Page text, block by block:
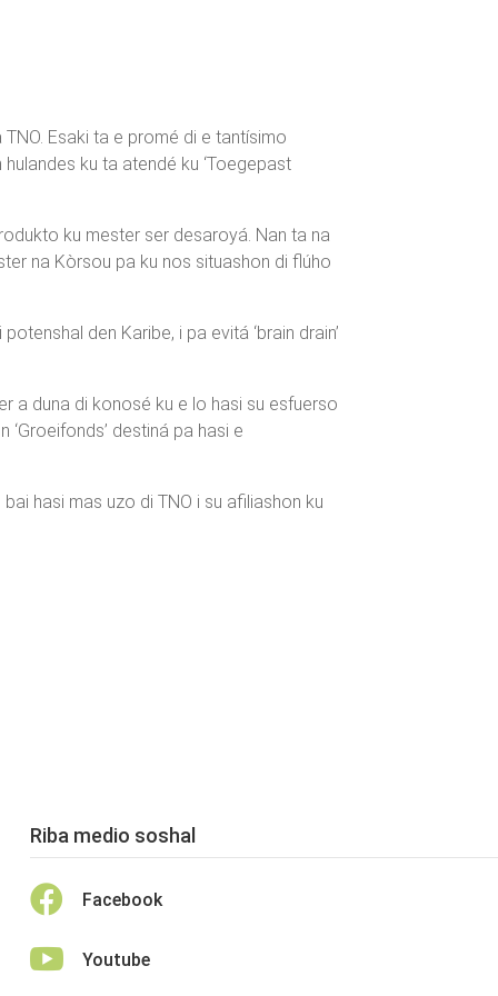
Esaki ta e promé di e tantísimo
ku ta atendé ku ‘Toegepast
ku mester ser desaroyá. Nan ta na
na Kòrsou pa ku nos situashon di flúho
den Karibe, i pa evitá ‘brain drain’
a duna di konosé ku e lo hasi su esfuerso
destiná pa hasi e
hasi mas uzo di TNO i su afiliashon ku
Riba medio soshal
 Facebook
 Youtube